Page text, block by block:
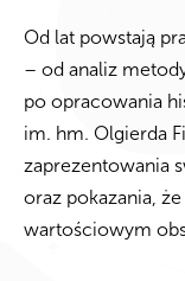
Od lat powstają
– od analiz
po opracowania
im. hm. Olgierda
zaprezentowania
oraz pokazania,
wartościowym